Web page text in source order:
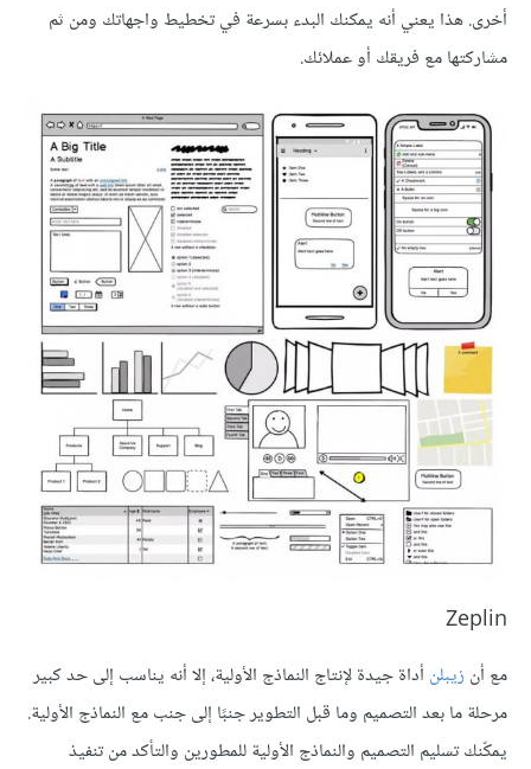
أخرى. هذا يعني أنه يمكنك البدء بسرعة في تخطيط واجهاتك ومن ثم
مشاركتها مع فريقك أو عملائك.
Zeplin
مع أن زيبلن أداة جيدة لإنتاج النماذج الأولية، إلا أنه يناسب إلى حد كبير
مرحلة ما بعد التصميم وما قبل التطوير جنبًا إلى جنب مع النماذج الأولية.
يمكّنك تسليم التصميم والنماذج الأولية للمطورين والتأكد من تنفيذ